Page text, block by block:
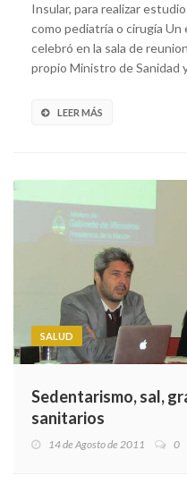
Insular, para realizar
como pediatría o cirugía
celebró en la sala de
propio Ministro de Sanidad
LEER MÁS
SALUD
Sedentarismo, sal,
sanitarios
14 de Agosto de 2011 0